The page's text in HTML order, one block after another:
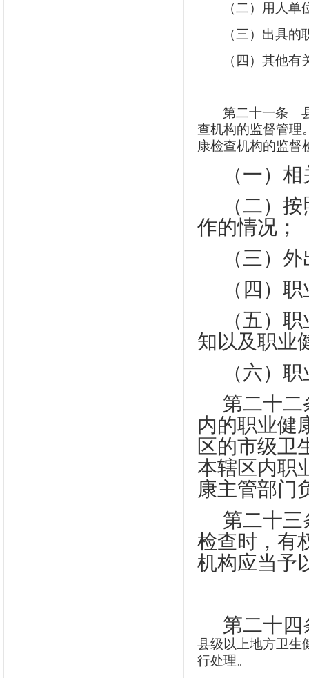
（二）用人
（三）出具
（四）其他有
第二十一条
查机构的监督管理
康检查机构的监督
（一）
（二）
作的情况；
（三）
（四）
（五）
知以及职业
（六）
第二十二
内的职业健
区的市级卫
本辖区内职
康主管部门
第二十三
检查时，有
机构应当予
第二十四
县级以上地方卫生
行处理。